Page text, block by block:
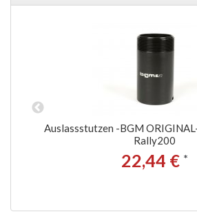
Auslassstutzen -BGM
Rally200
22,44 € *